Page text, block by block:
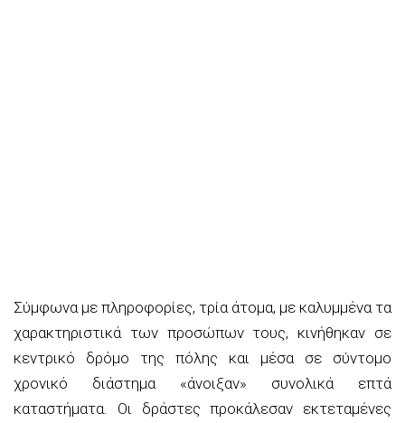
Σύμφωνα με πληροφορίες, τρία άτομα, με καλυμμένα τα
χαρακτηριστικά των προσώπων τους, κινήθηκαν σε
κεντρικό δρόμο της πόλης και μέσα σε σύντομο
χρονικό διάστημα «άνοιξαν» συνολικά επτά
καταστήματα. Οι δράστες προκάλεσαν εκτεταμένες